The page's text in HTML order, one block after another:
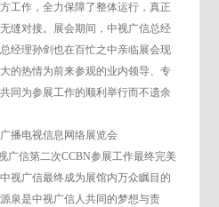
工作，全力保障了整体运行，真正
缝对接。展会期间，中视广信总经
经理孙剑也在百忙之中亲临展会现
的热情为前来参观的业内领导、专
同为参展工作的顺利举行而不遗余
电视信息网络展览会
广信第二次CCBN参展工作最终完美
视广信最终成为展馆内万众瞩目的
泉是中视广信人共同的梦想与责